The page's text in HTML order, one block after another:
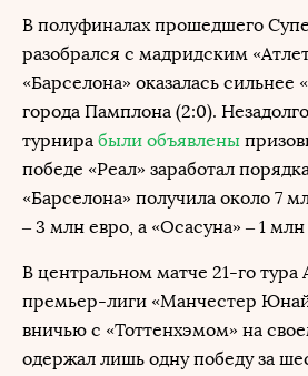
В полуфиналах прошедшего
разобрался с мадридским
«Барселона» оказалась сильнее
города Памплона (2:0).
турнира были объявлены
победе «Реал» заработал
«Барселона» получила около 7
– 3 млн евро, а «Осасуна» – 1 млн
В центральном матче 21-го тура
премьер-лиги «Манчестер
вничью с «Тоттенхэмом» на
одержал лишь одну победу за